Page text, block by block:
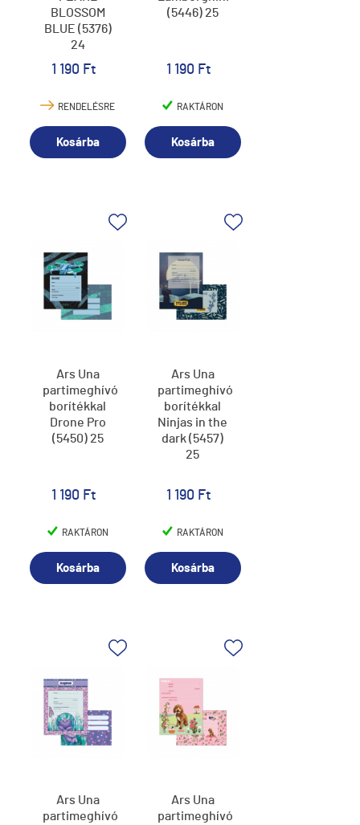
BLOSSOM
BLUE (5376)
24
1 190 Ft
RENDELÉSRE
Kosárba
(5446) 25
1 190 Ft
RAKTÁRON
Kosárba
Ars Una
partimeghívó
borítékkal
Drone Pro
(5450) 25
1 190 Ft
RAKTÁRON
Kosárba
Ars Una
partimeghívó
borítékkal
Ninjas in the
dark (5457)
25
1 190 Ft
RAKTÁRON
Kosárba
Ars Una
partimeghívó
Ars Una
partimeghívó